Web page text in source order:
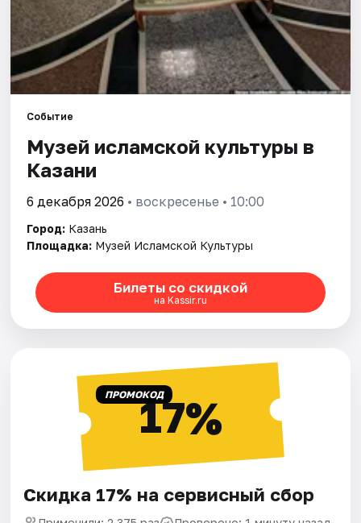
Событие
Музей исламской культуры в
Казани
6 декабря 2026 • воскресенье • 10:00
Город: Казань
Площадка: Музей Исламской Культуры
Билеты со скидкой
на Kassir.ru
ПРОМОКОД17%
Скидка 17% на сервисный сбор